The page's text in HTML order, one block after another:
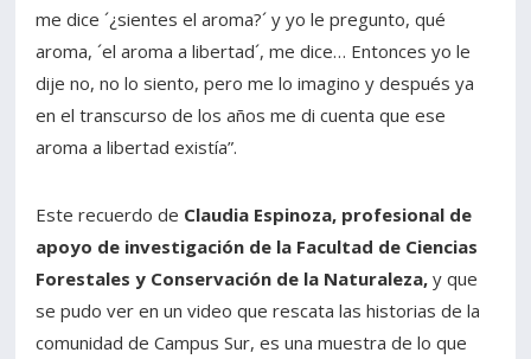
me dice ´¿sientes el aroma?´ y yo le pregunto, qué
aroma, ´el aroma a libertad´, me dice… Entonces yo le
dije no, no lo siento, pero me lo imagino y después ya
en el transcurso de los años me di cuenta que ese
aroma a libertad existía”.
Este recuerdo de Claudia Espinoza, profesional de
apoyo de investigación de la Facultad de Ciencias
Forestales y Conservación de la Naturaleza, y que
se pudo ver en un video que rescata las historias de la
comunidad de Campus Sur, es una muestra de lo que